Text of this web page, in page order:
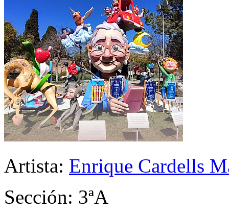
Artista: Enrique Cardells
Sección: 3ªA